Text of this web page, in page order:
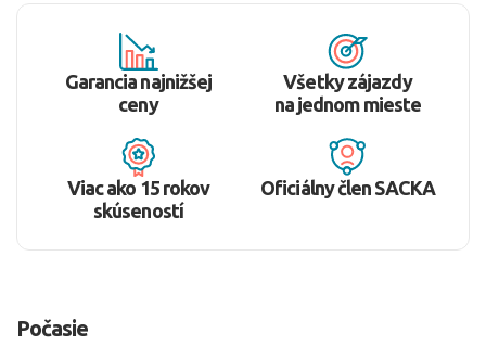
Garancia najnižšej
ceny
Všetky zájazdy
na jednom mieste
Viac ako 15 rokov
skúseností
Oficiálny člen SACKA
Počasie